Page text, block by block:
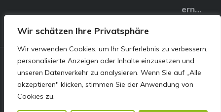
Wir schätzen Ihre Privatsphäre
Wir verwenden Cookies, um Ihr Surferlebnis zu verbessern,
personalisierte Anzeigen oder Inhalte einzusetzen und
unseren Datenverkehr zu analysieren. Wenn Sie auf „Alle
akzeptieren" klicken, stimmen Sie der Anwendung von
Cookies zu.
ern…
© E&S Motors GmbH,
Linzer Straße 83 4240
Freistadt